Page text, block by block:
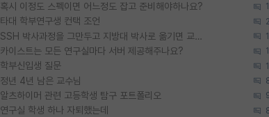
혹시 이정도 스펙이면 어느정도 잡고 준비해야하나요?
타대 학부연구생 컨택 조언
SSH 박사과정을 그만두고 지방대 박사로 옮기면 교수의 꿈은 끝일까요?
카이스트는 모든 연구실마다 서버 제공해주나요?
학부신입생 질문
정년 4년 남은 교수님
알츠하이머 관련 고등학생 탐구 포트폴리오
연구실 학생 하나 자퇴했는데